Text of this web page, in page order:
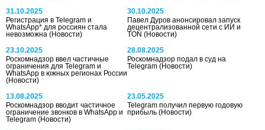
31.10.2025
Регистрация в Telegram и
WhatsApp* для россиян стала
невозможна (Новости)
30.10.2025
Павел Дуров анонсировал запуск
децентрализованной сети с ИИ и
TON(Новости)
23.10.2025
Роскомнадзор ввел частичные
ограничения для Telegram и
WhatsApp в южных регионах России
(Новости)
28.08.2025
Роскомнадзор подал в суд на
Telegram(Новости)
13.08.2025
Роскомнадзор вводит частичное
ограничение звонков в WhatsApp и
Telegram (Новости)
23.05.2025
Telegram получил первую годовую
прибыль(Новости)